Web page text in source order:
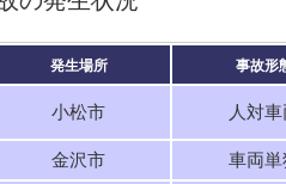
発生場所 事故形
小松市 人対車
金沢市 車両単